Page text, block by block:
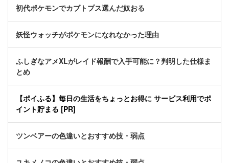
初代ポケモンでカブトプス選んだ奴おる
妖怪ウォッチがポケモンになれなかった理由
ふしぎなアメXLがレイド報酬で入手可能に？判明した仕様ま
とめ
【ポイふる】毎日の生活をちょっとお得に サービス利用でポ
イント貯まる [PR]
ツンベアーの色違いとおすすめ技・弱点